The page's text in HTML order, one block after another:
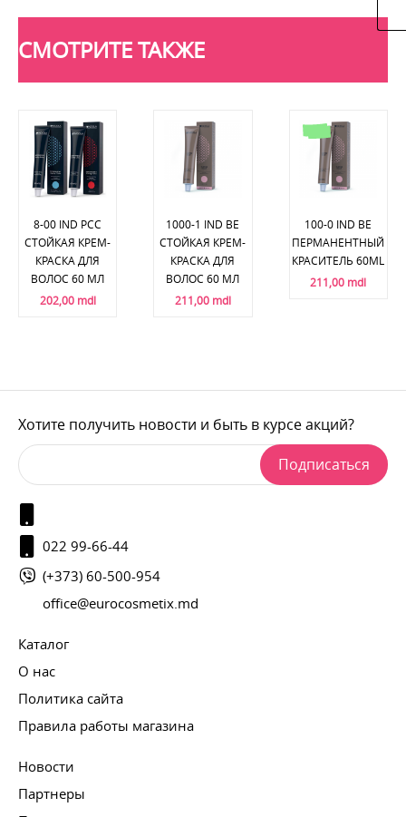
СМОТРИТЕ ТАКЖЕ
8-00 IND PCC
СТОЙКАЯ КРЕМ-
КРАСКА ДЛЯ
ВОЛОС 60 МЛ
202,00 mdl
1000-1 IND BE
СТОЙКАЯ КРЕМ-
КРАСКА ДЛЯ
ВОЛОС 60 МЛ
211,00 mdl
100-0 IND BE
ПЕРМАНЕНТНЫЙ
КРАСИТЕЛЬ 60ML
211,00 mdl
Хотите получить новости и быть в курсе акций?
Подписаться
022 99-66-44
(+373) 60-500-954
office@eurocosmetix.md
Каталог
О нас
Политика сайта
Правила работы магазина
Новости
Партнеры